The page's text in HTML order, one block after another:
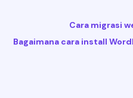
Cara migrasi
Bagaimana cara install